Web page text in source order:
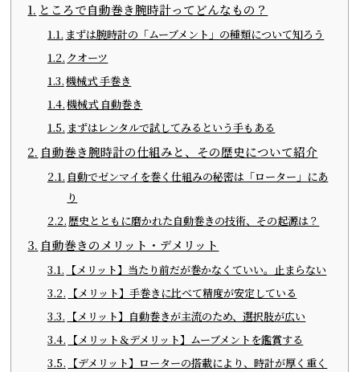
ところで自動巻き腕時計ってどんなもの？
まずは腕時計の「ムーブメント」の種類について知ろう
クオーツ
機械式 手巻き
機械式 自動巻き
まずはレンタルで試してみるという手もある
自動巻き腕時計の仕組みと、その歴史について紹介
自動でゼンマイを巻く仕組みの秘密は「ローター」にあ
り
歴史とともに磨かれた自動巻きの技術、その起源は？
自動巻きのメリット・デメリット
【メリット】当たり前だが巻かなくていい。止まらない
【メリット】手巻きに比べて精度が安定している
【メリット】自動巻きが主流のため、選択肢が広い
【メリット＆デメリット】ムーブメントを鑑賞する
【デメリット】ローターの搭載により、時計が厚く重く